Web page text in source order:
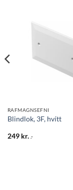
RAFMAGNSEFNI
Blindlok, 3F, hvítt
249 kr. .-